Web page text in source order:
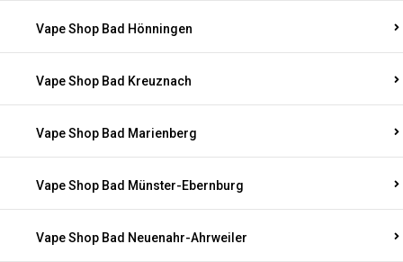
Vape Shop Bad Hönningen
Vape Shop Bad Kreuznach
Vape Shop Bad Marienberg
Vape Shop Bad Münster-Ebernburg
Vape Shop Bad Neuenahr-Ahrweiler